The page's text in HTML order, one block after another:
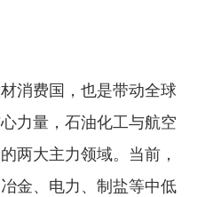
消费国，也是带动全球
力量，石油化工与航空
两大主力领域。当前，
金、电力、制盐等中低